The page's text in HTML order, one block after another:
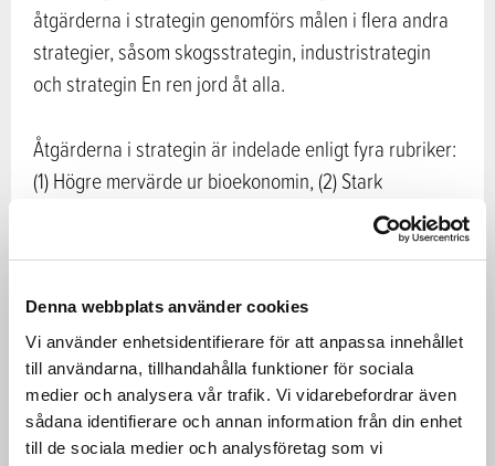
Denna webbplats använder cookies
Vi använder enhetsidentifierare för att anpassa innehållet
till användarna, tillhandahålla funktioner för sociala
medier och analysera vår trafik. Vi vidarebefordrar även
sådana identifierare och annan information från din enhet
till de sociala medier och analysföretag som vi
åtgärderna i strategin genomförs målen i flera andra
strategier, såsom skogsstrategin, industristrategin
och strategin En ren jord åt alla.
Åtgärderna i strategin är indelade enligt fyra rubriker:
(1) Högre mervärde ur bioekonomin, (2) Stark
kunskaps- och teknikbas, (3) Konkurrenskraftig
verksamhetsmiljö och (4) Bioresursers och övriga
Strategin innehåller även sektorspecifika åtgärder.
Mervärdet eftersträvas genom att man utvecklar nya
råvaror, tillverkningsmetoder, produkter och tjänster,
höjer förädlingsvärdet och resurseffektiviteten samt